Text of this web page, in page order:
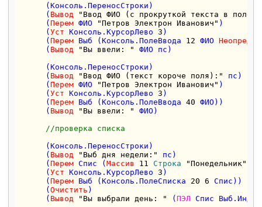
      (Консоль.ПереносСтроки)
      (
Вывод
"Ввод ФИО (с прокруткой текста в поле
      (
Перем ФИО "Петров Электрон Иванович" )
      (
Уст Консоль.КурсорЛево 3 )
      (
Перем Выб (Консоль.ПолеВвода 12 ФИО
      (
Вывод "Вы ввели: "
ФИО пс)
      (Консоль.ПереносСтроки)
      (
Вывод "Ввод ФИО (текст короче поля):"
пс)
      (
Перем ФИО "Петров Электрон Иванович" )
      (
Уст Консоль.КурсорЛево 3 )
      (
Перем Выб (Консоль.ПолеВвода 40 ФИО))
      (
Вывод "Вы ввели: "
ФИО)
//проверка списка
      (Консоль.ПереносСтроки)
      (
Вывод "Выб дня недели:"
пс)
      (
Перем Спис (Массив 11 Строка "Понедельник"
      (
Уст Консоль.КурсорЛево 3 )
      (
Перем Выб (Консоль.ПолеСписка 20 6 Спис))
      (
Очистить )
      (
Вывод "Вы выбрали день: " (ПЭЛ Спис